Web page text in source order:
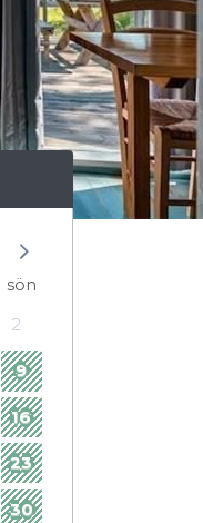
sön
2
9
16
23
30